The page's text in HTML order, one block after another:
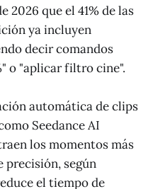
2026 que el 41% de las
ya incluyen
decir comandos
o "aplicar filtro cine".
automática de clips
Seedance AI
los momentos más
precisión, según
el tiempo de